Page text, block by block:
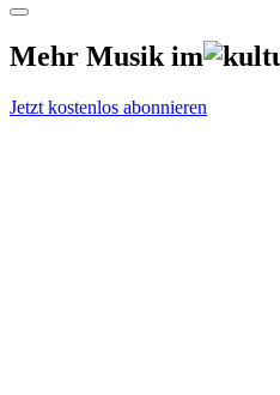
Mehr Musik im
Jetzt kostenlos abonnieren